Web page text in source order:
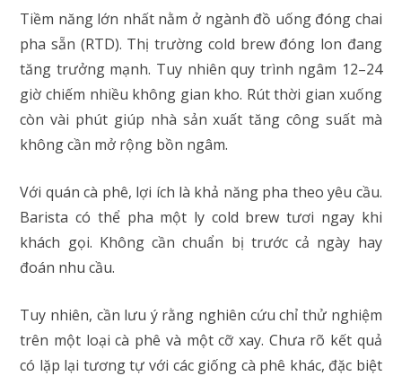
Tiềm năng lớn nhất nằm ở ngành đồ uống đóng chai
pha sẵn (RTD). Thị trường cold brew đóng lon đang
tăng trưởng mạnh. Tuy nhiên quy trình ngâm 12–24
giờ chiếm nhiều không gian kho. Rút thời gian xuống
còn vài phút giúp nhà sản xuất tăng công suất mà
không cần mở rộng bồn ngâm.
Với quán cà phê, lợi ích là khả năng pha theo yêu cầu.
Barista có thể pha một ly cold brew tươi ngay khi
khách gọi. Không cần chuẩn bị trước cả ngày hay
đoán nhu cầu.
Tuy nhiên, cần lưu ý rằng nghiên cứu chỉ thử nghiệm
trên một loại cà phê và một cỡ xay. Chưa rõ kết quả
có lặp lại tương tự với các giống cà phê khác, đặc biệt